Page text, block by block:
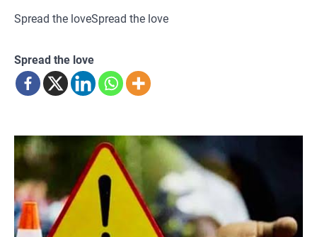
Spread the loveSpread the love
Spread the love